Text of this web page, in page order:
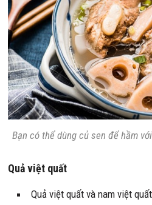
Bạn có thể dùng củ sen để hầm
Quả việt quất
Quả việt quất và nam việt